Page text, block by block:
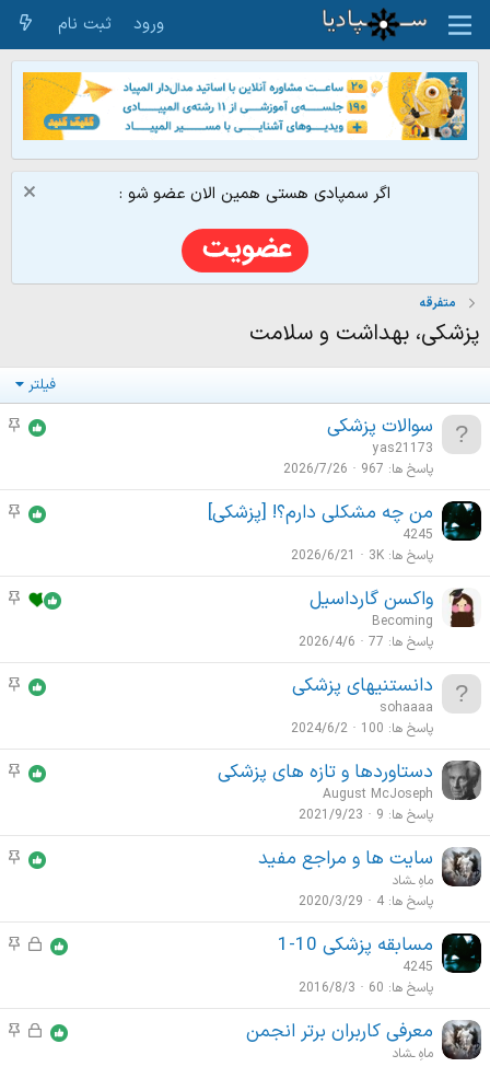
ورود ثبت نام
اگر سمپادی هستی همین الان عضو شو :
متفرقه
پزشکی، بهداشت و سلامت
فیلتر
م
و
ع
م
ه
سوالات پزشکی
yas21173
پاسخ ها 967
2026/7/26
م
و
ع
م
ه
من چه مشکلی دارم؟! [پزشکی]
4245
پاسخ ها 3K
2026/6/21
م
و
ع
م
ه
واکسن گارداسیل
Becoming
پاسخ ها 77
2026/4/6
م
و
ع
م
ه
دانستنیهای پزشکی
sohaaaa
پاسخ ها 100
2024/6/2
م
و
ع
م
ه
دستاوردها و تازه های پزشکی
August McJoseph
پاسخ ها 9
2021/9/23
م
و
ع
م
ه
سایت ها و مراجع مفید
ماهِ ـشاد
پاسخ ها 4
2020/3/29
ق
ش
د
م
و
ع
مسابقه پزشکی 10-1
4245
پاسخ ها 60
2016/8/3
ق
م
معرفی کاربران برتر انجمن
ماهِ ـشاد